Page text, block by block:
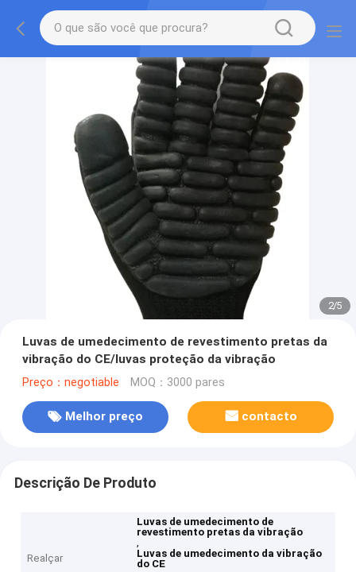
2/5
Luvas de umedecimento de revestimento pretas da
vibração do CE/luvas proteção da vibração
Preço：negotiable MOQ：3000 pares
Melhor preço contacto
Descrição De Produto
Realçar
Luvas de umedecimento de
revestimento pretas da vibração
,
Luvas de umedecimento da vibração
do CE